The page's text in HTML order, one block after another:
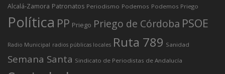
Alcalá-Zamora Patronatos Periodismo Podemos Podemos Priego
Política PP Priego Priego de Córdoba PSOE
Radio Municipal radios públicas locales Ruta 789 Sanidad
Semana Santa Sindicato de Periodistas de Andalucía